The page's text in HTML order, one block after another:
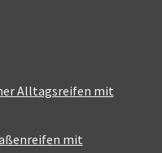
Alltagsreifen mit
mit